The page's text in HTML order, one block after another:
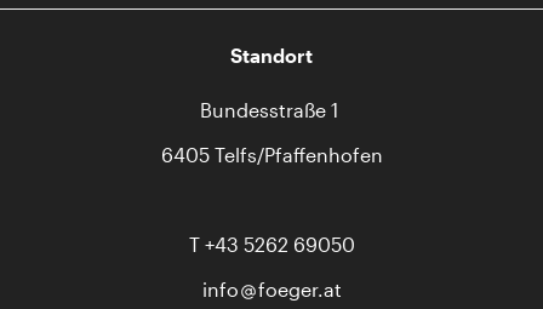
Standort
Bundesstraße 1
6405 Telfs/Pfaffenhofen
T +43 5262 69050
info
foeger.at